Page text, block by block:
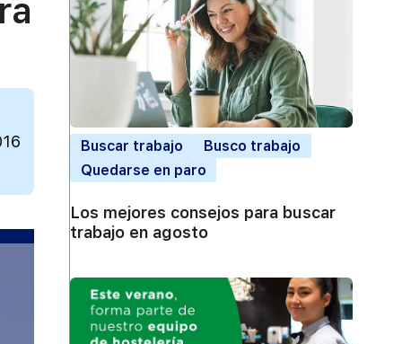
Buscar trabajo
Busco trabajo
Quedarse en paro
Los mejores consejos para buscar
trabajo en agosto